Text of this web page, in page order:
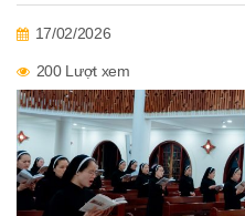
17/02/2026
200 Lượt xem